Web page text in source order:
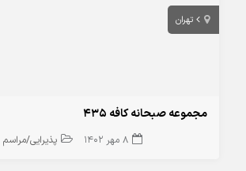
تهران
مجموعه صبحانه کافه 435
8 مهر 1402 پذیرایی/مراسم